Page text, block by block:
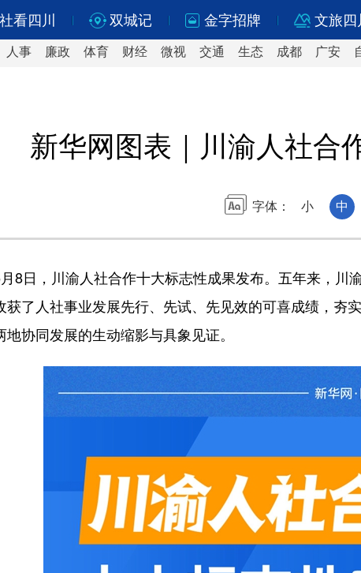
看四川 双城记 金字招牌 文旅四
人事 廉政 体育 财经 微视 交通 生态 成都 广安
新华网图表｜川渝人社合
字体： 小 中
8日，川渝人社合作十大标志性成果发布。五年来，
获了人社事业发展先行、先试、先见效的可喜成绩，夯
地协同发展的生动缩影与具象见证。